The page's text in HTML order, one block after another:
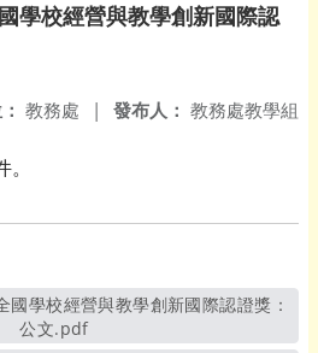
學校經營與教學創新國際認
發布人： 教務處教學組
教務處 |
公文.pdf另開新視窗